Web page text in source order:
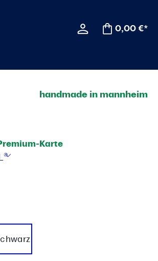
0,00 €*
handmade in mannheim
Karte